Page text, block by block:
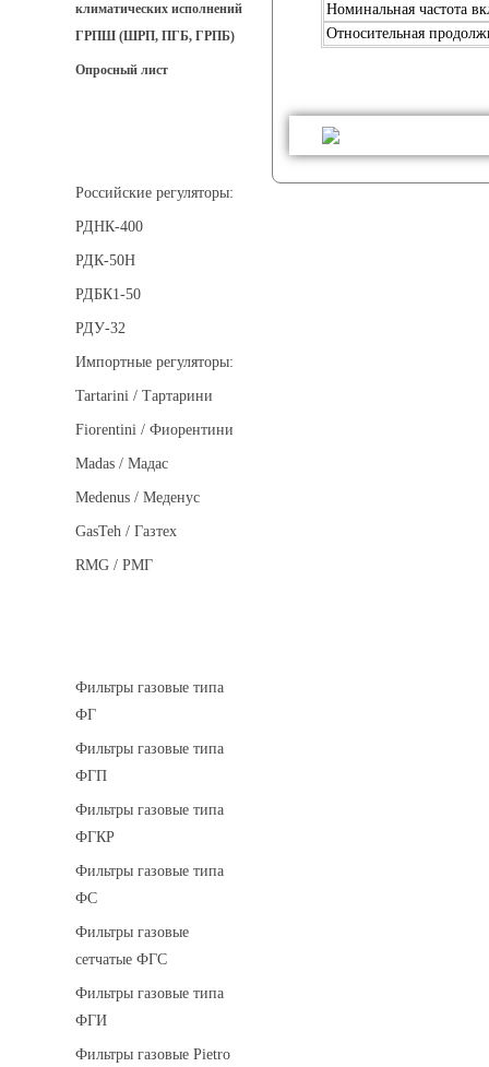
климатических исполнений
ГРПШ (ШРП, ПГБ, ГРПБ)
Опросный лист
Российские регуляторы:
РДНК-400
РДК-50Н
РДБК1-50
РДУ-32
Импортные регуляторы:
Tartarini / Тартарини
Fiorentini / Фиорентини
Madas / Мадас
Medenus / Меденус
GasTeh / Газтех
RMG / РМГ
Фильтры газовые типа
ФГ
Фильтры газовые типа
ФГП
Фильтры газовые типа
ФГКР
Фильтры газовые типа
ФС
Фильтры газовые
сетчатые ФГС
Фильтры газовые типа
ФГИ
Фильтры газовые Pietro
Номинальная частота
Относительная